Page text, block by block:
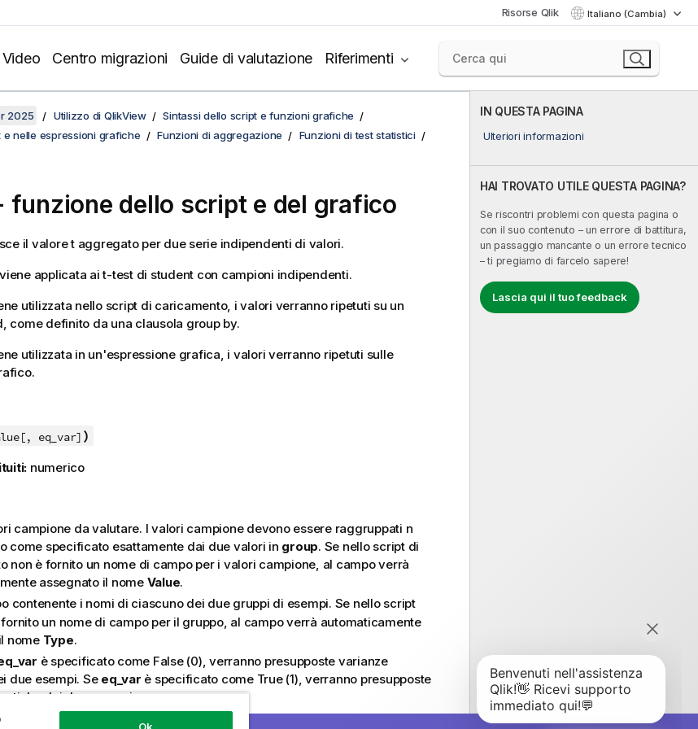
Risorse Qlik Italiano (Cambia)
Video Centro migrazioni Guide di valutazione Riferimenti
IN QUESTA PAGINA
Ulteriori informazioni
HAI TROVATO UTILE QUESTA PAGINA?
Se riscontri problemi con questa pagina o
con il suo contenuto – un errore di battitura,
un passaggio mancante o un errore tecnico
– ti pregiamo di farcelo sapere!
Lascia qui il tuo feedback
2025 Utilizzo di QlikView
Sintassi dello script e funzioni grafiche
e nelle espressioni grafiche
Funzioni di aggregazione
Funzioni di test statistici
dello script e del grafico
il valore t aggregato per due serie indipendenti di valori.
applicata ai t-test di student con campioni indipendenti.
utilizzata nello script di caricamento, i valori verranno ripetuti su un
come definito da una clausola group by.
utilizzata in un'espressione grafica, i valori verranno ripetuti sulle
eq_var] )
numerico
campione da valutare. I valori campione devono essere raggruppati n
come specificato esattamente dai due valori in group. Se nello script di
non è fornito un nome di campo per i valori campione, al campo verrà
assegnato il nome Value.
contenente i nomi di ciascuno dei due gruppi di esempi. Se nello script
fornito un nome di campo per il gruppo, al campo verrà automaticamente
nome Type.
è specificato come False(0), verranno presupposte varianze
due esempi. Se eq_var è specificato come True(1), verranno presupposte
dei due esempi.